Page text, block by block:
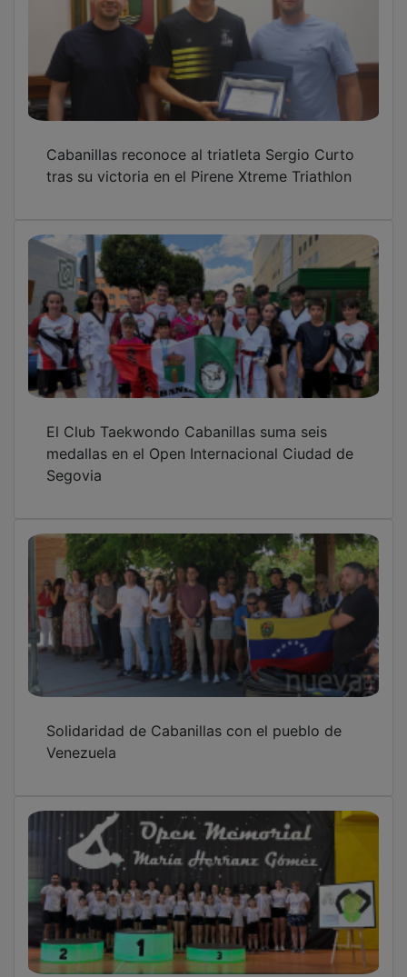
El Club Taekwondo Cabanillas suma seis
medallas en el Open Internacional Ciudad de
Segovia
Solidaridad de Cabanillas con el pueblo de
Venezuela
El III Open Memorial María Herranz Gómez
reúne en Cabanillas del Campo a 21 clubes
de toda España
Cabanillas recibió al verano con el rock
implacable de Corizonas y Eva Ryjlen en su
Noche Eléctrica